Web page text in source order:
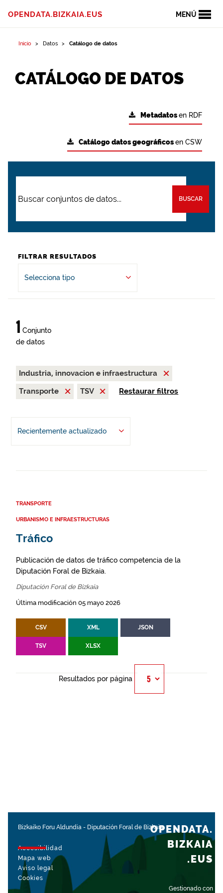
MENÚ
OPENDATA.BIZKAIA.EUS
Inicio Datos Catálogo de datos
CATÁLOGO DE DATOS
Metadatosen RDF
Catálogo datos geográficosen CSW
BUSCAR
FILTRAR RESULTADOS
Selecciona tipo
1 Conjunto
de datos
Industria, innovacion e infraestructura
Transporte
TSV Restaurar filtros
Recientemente actualizado
TRANSPORTE
URBANISMO E INFRAESTRUCTURAS
Tráfico
Publicación de datos de tráfico competencia de la
Diputación Foral de Bizkaia.
Diputación Foral de Bizkaia
Última modificación 05 mayo 2026
CSV XML JSON
TSV XLSX
Resultados por página
Bizkaiko Foru Aldundia - Diputación Foral de Bizkaia
Accesibilidad
Mapa web
Aviso legal
Cookies
Gestionado con
OPENDATA.
BIZKAIA
.EUS